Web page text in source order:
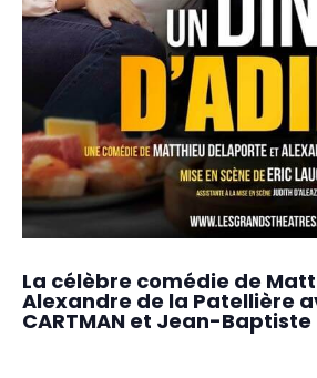
La célèbre comédie de
Alexandre de la Patellière
CARTMAN et Jean-Baptiste